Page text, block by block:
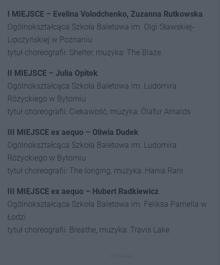
I MIEJSCE – Evelina Volodchenko, Zuzanna Rutkowska
Ogólnokształcąca Szkoła Baletowa im. Olgi Sławskiej-
Lipczyńskiej w Poznaniu
tytuł choreografii: Shelter, muzyka: The Blaze
II MIEJSCE – Julia Opitek
Ogólnokształcąca Szkoła Baletowa im. Ludomira
Różyckiego w Bytomiu
tytuł choreografii: Ciekawość, muzyka: Ólafur Arnalds
III MIEJSCE ex aequo – Oliwia Dudek
Ogólnokształcąca Szkoła Baletowa im. Ludomira
Różyckiego w Bytomiu
tytuł choreografii: The longing, muzyka: Hania Rani
III MIEJSCE ex aequo – Hubert Radkiewicz
Ogólnokształcąca Szkoła Baletowa im. Feliksa Parnella w
Łodzi
tytuł choreografii: Breathe, muzyka: Travis Lake